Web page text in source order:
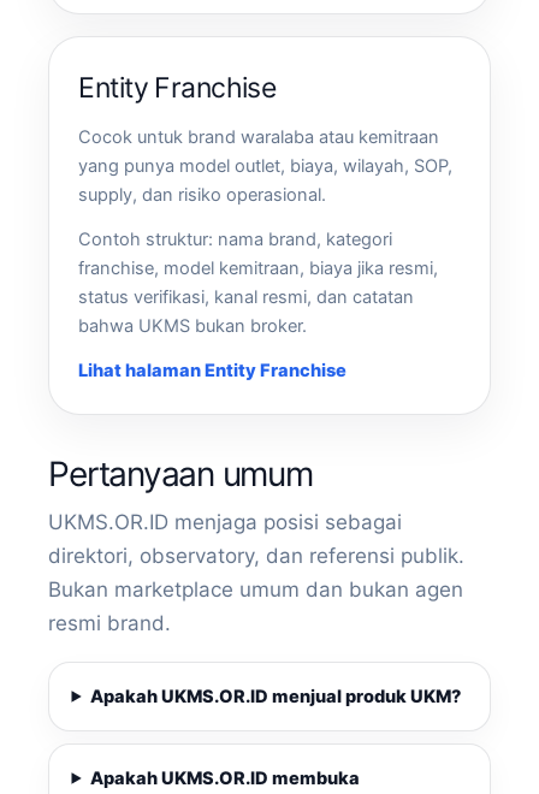
Entity Franchise
Cocok untuk brand waralaba atau kemitraan
yang punya model outlet, biaya, wilayah, SOP,
supply, dan risiko operasional.
Contoh struktur: nama brand, kategori
franchise, model kemitraan, biaya jika resmi,
status verifikasi, kanal resmi, dan catatan
bahwa UKMS bukan broker.
Lihat halaman Entity Franchise
Pertanyaan umum
UKMS.OR.ID menjaga posisi sebagai
direktori, observatory, dan referensi publik.
Bukan marketplace umum dan bukan agen
resmi brand.
Apakah UKMS.OR.ID menjual produk UKM?
Apakah UKMS.OR.ID membuka